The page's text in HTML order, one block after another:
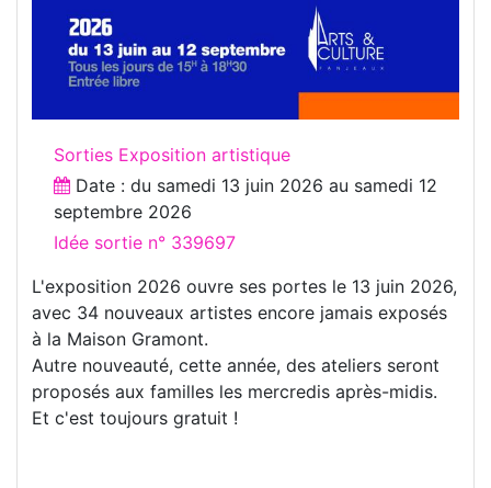
Sorties Exposition artistique
Date : du samedi 13 juin 2026 au samedi 12
septembre 2026
Idée sortie n° 339697
L'exposition 2026 ouvre ses portes le 13 juin 2026,
avec 34 nouveaux artistes encore jamais exposés
à la Maison Gramont.
Autre nouveauté, cette année, des ateliers seront
proposés aux familles les mercredis après-midis.
Et c'est toujours gratuit !